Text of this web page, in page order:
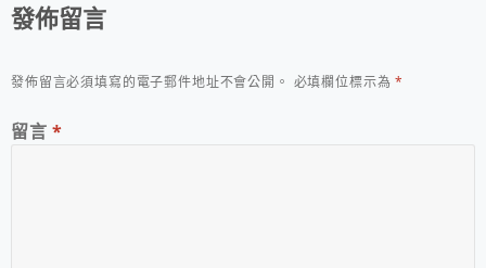
發佈留言
發佈留言必須填寫的電子郵件地址不會公開。 必填欄位標示為*
留言 *